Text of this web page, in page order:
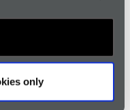
only